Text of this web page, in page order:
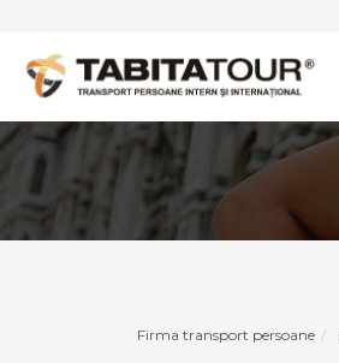
Firma transport persoane